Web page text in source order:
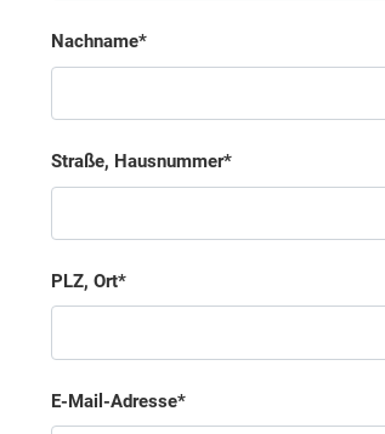
Nachname
Straße, Hausnummer
PLZ, Ort
E-Mail-Adresse